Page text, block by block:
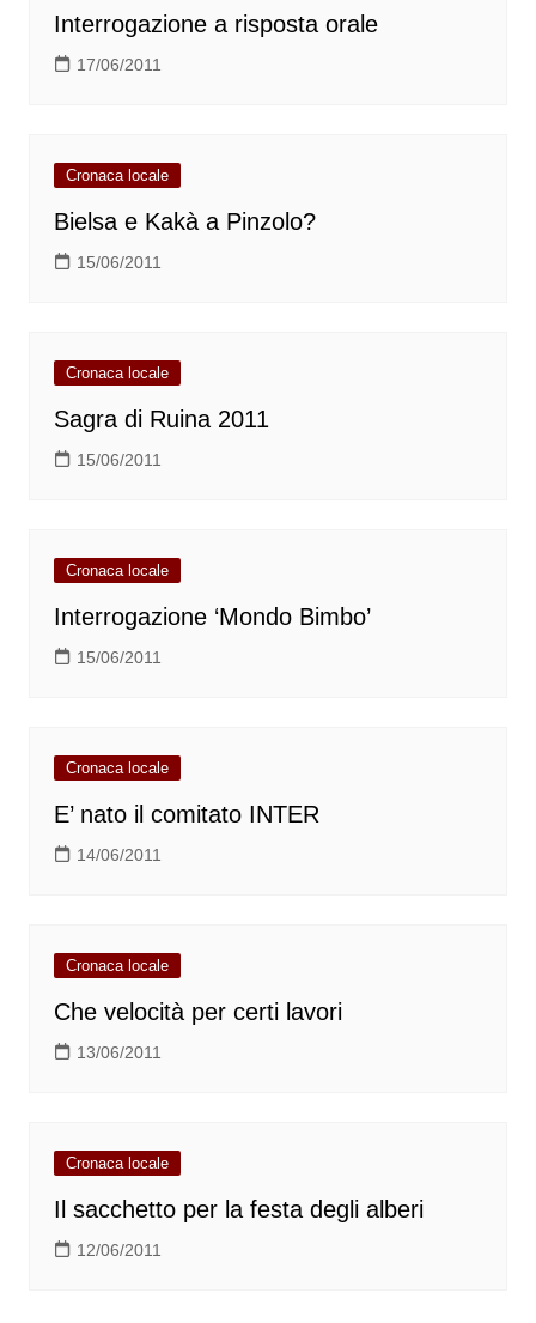
Interrogazione a risposta orale
17/06/2011
Cronaca locale
Bielsa e Kakà a Pinzolo?
15/06/2011
Cronaca locale
Sagra di Ruina 2011
15/06/2011
Cronaca locale
Interrogazione ‘Mondo Bimbo’
15/06/2011
Cronaca locale
E’ nato il comitato INTER
14/06/2011
Cronaca locale
Che velocità per certi lavori
13/06/2011
Cronaca locale
Il sacchetto per la festa degli alberi
12/06/2011